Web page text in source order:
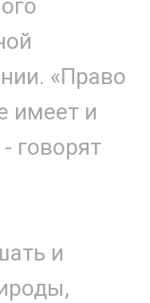
«Право
имеет и
говорят
и